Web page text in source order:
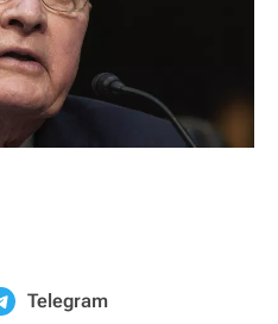
Telegram